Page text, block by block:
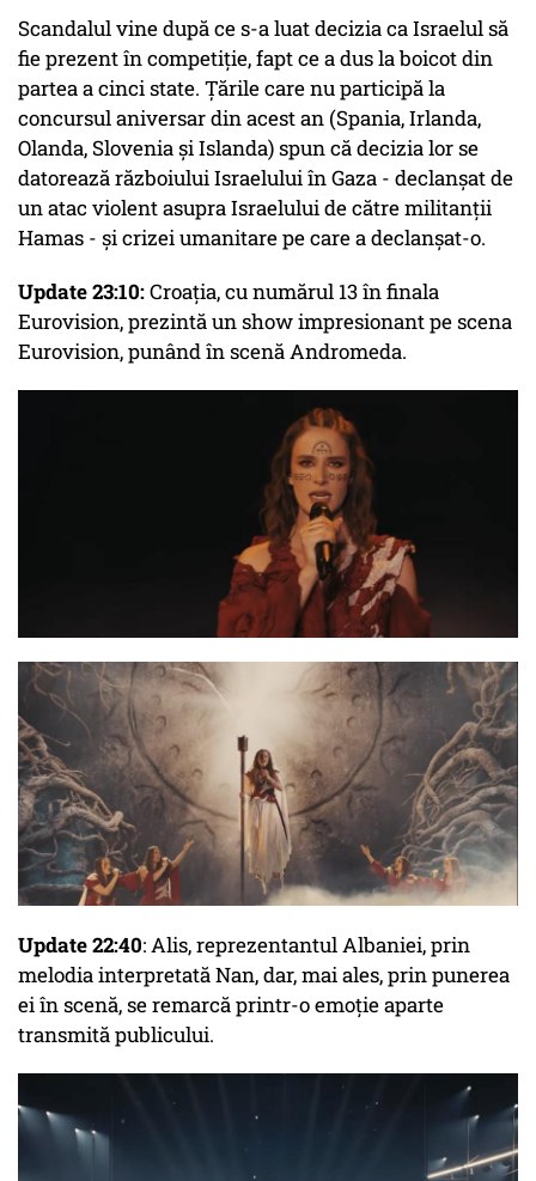
Scandalul vine după ce s-a luat decizia ca Israelul să
fie prezent în competiție, fapt ce a dus la boicot din
partea a cinci state. Țările care nu participă la
concursul aniversar din acest an (Spania, Irlanda,
Olanda, Slovenia și Islanda) spun că decizia lor se
datorează războiului Israelului în Gaza - declanșat de
un atac violent asupra Israelului de către militanții
Hamas - și crizei umanitare pe care a declanșat-o.
Update 23:10:Croația, cu numărul 13 în finala
Eurovision, prezintă un show impresionant pe scena
Eurovision, punând în scenă Andromeda.
Update 22:40: Alis, reprezentantul Albaniei, prin
melodia interpretată Nan, dar, mai ales, prin punerea
ei în scenă, se remarcă printr-o emoție aparte
transmită publicului.